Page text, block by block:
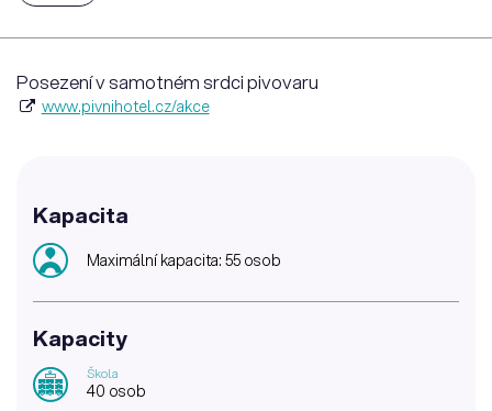
Posezení v samotném srdci pivovaru
www.pivnihotel.cz/akce
Kapacita
Maximální kapacita: 55 osob
Kapacity
Škola
40 osob